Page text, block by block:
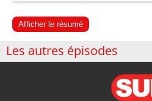
Afficher le résumé
Les autres épisodes